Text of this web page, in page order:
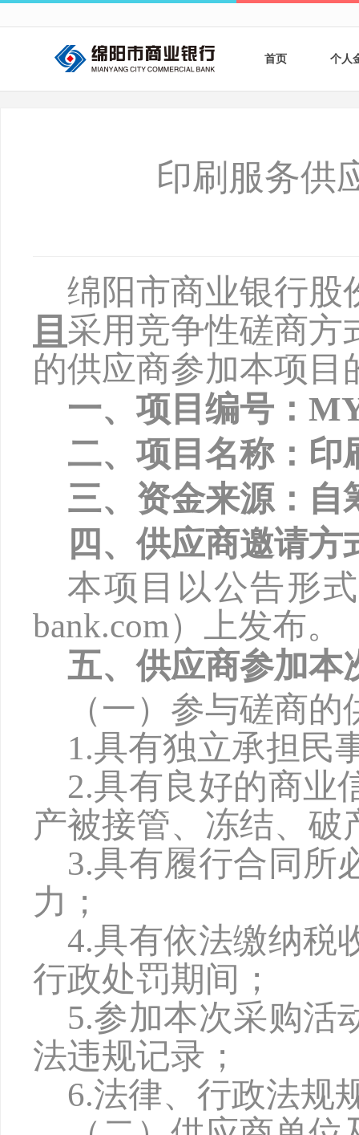
首页 个人
银
印刷服务供
绵阳市商业银行股
目 采用竞争性磋商方
的供应商参加本项目
一、项目编号：
二、项目名称：印
三、资金来源：自
四、供应商邀请方
本项目以公告形
bank.com）上发布。
五、供应商参加本
（一）参与磋商
1.具有独立承担民
2.具有良好的商业
产被接管、冻结、破
3.具有履行合同所
力；
4.具有依法缴纳税
行政处罚期间；
5.参加本次采购活
法违规记录；
6.法律、行政法规